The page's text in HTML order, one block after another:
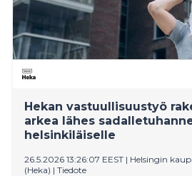
Hekan vastuullisuustyö
arkea lähes
helsinkiläiselle
26.5.2026 13:26:07 EEST | Helsingin
(Heka) | Tiedote